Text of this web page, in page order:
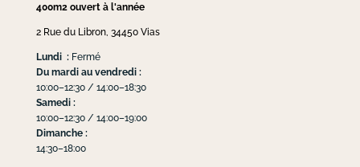
400m2 ouvert à l'année
2 Rue du Libron, 34450 Vias
Lundi :Fermé
Du mardi au vendredi :
10:00–12:30 / 14:00–18:30
Samedi :
10:00–12:30 / 14:00–19:00
Dimanche :
14:30–18:00